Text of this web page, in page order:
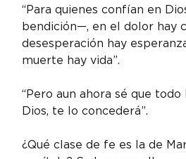
“Para quienes confían en
bendición—, en el dolor hay
desesperación hay
muerte hay vida”.
“Pero aun ahora sé que todo
Dios, te lo concederá”.
¿Qué clase de fe es la de